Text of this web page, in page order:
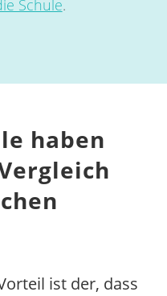
Schule.
haben
ist der, dass